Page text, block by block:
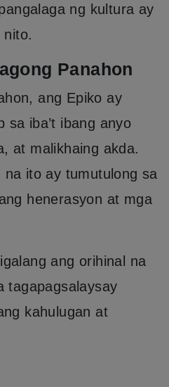
ng kultura ay
nito.
Panahon
ang Epiko ay
sa iba’t ibang anyo
at malikhaing akda.
ito ay tumutulong sa
henerasyon at mga
ang orihinal na
tagapagsalaysay
kahulugan at